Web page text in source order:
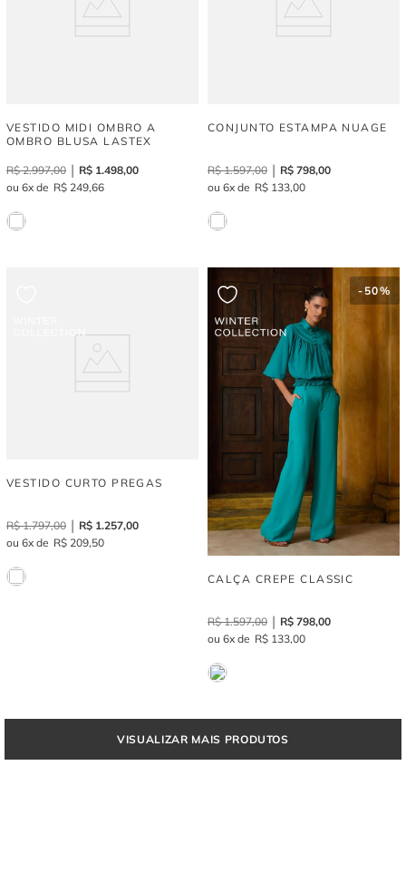
VESTIDO MIDI OMBRO A
OMBRO BLUSA LASTEX
R$ 2.997,00 R$ 1.498,00
6
R$ 249,66
CONJUNTO ESTAMPA NUAGE
R$ 1.597,00 R$ 798,00
6
R$ 133,00
VESTIDO CURTO PREGAS
R$ 1.797,00 R$ 1.257,00
6
R$ 209,50
- 50%
CALÇA CREPE CLASSIC
R$ 1.597,00 R$ 798,00
6
R$ 133,00